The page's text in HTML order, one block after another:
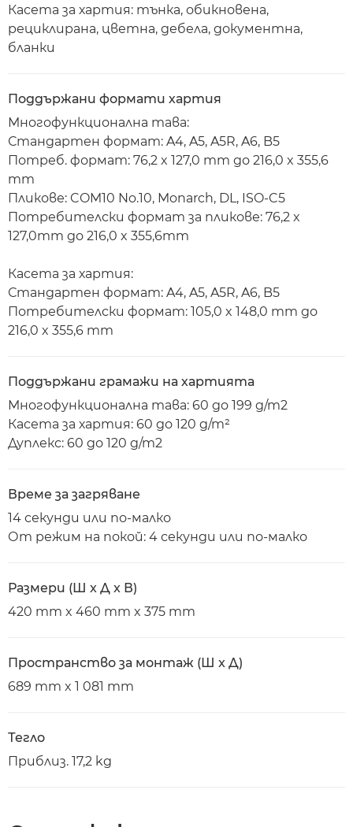
Касета за хартия: тънка, обикновена,
рециклирана, цветна, дебела, документна,
бланки
Поддържани формати хартия
Многофункционална тава:
Стандартен формат: A4, A5, A5R, A6, B5
Потреб. формат: 76,2 x 127,0 mm до 216,0 x 355,6
mm
Пликове: COM10 No.10, Monarch, DL, ISO-C5
Потребителски формат за пликове: 76,2 x
127,0mm до 216,0 x 355,6mm
Касета за хартия:
Стандартен формат: A4, A5, A5R, A6, B5
Потребителски формат: 105,0 x 148,0 mm до
216,0 x 355,6 mm
Поддържани грамажи на хартията
Многофункционална тава: 60 до 199 g/m2
Касета за хартия: 60 до 120 g/m²
Дуплекс: 60 до 120 g/m2
Време за загряване
14 секунди или по-малко
От режим на покой: 4 секунди или по-малко
Размери (Ш x Д x В)
420 mm x 460 mm x 375 mm
Пространство за монтаж (Ш x Д)
689 mm x 1 081 mm
Тегло
Приблиз. 17,2 kg